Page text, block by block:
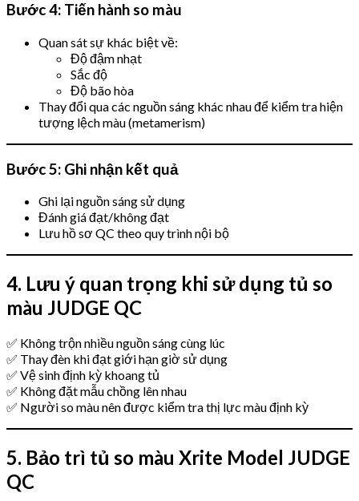
Bước 4: Tiến hành so màu
Quan sát sự khác biệt về:
Độ đậm nhạt
Sắc độ
Độ bão hòa
Thay đổi qua các nguồn sáng khác nhau để kiểm tra hiện
tượng lệch màu (metamerism)
Bước 5: Ghi nhận kết quả
Ghi lại nguồn sáng sử dụng
Đánh giá đạt/không đạt
Lưu hồ sơ QC theo quy trình nội bộ
4. Lưu ý quan trọng khi sử dụng tủ so
màu JUDGE QC
✅ Không trộn nhiều nguồn sáng cùng lúc
✅ Thay đèn khi đạt giới hạn giờ sử dụng
✅ Vệ sinh định kỳ khoang tủ
✅ Không đặt mẫu chồng lên nhau
✅ Người so màu nên được kiểm tra thị lực màu định kỳ
5. Bảo trì tủ so màu Xrite Model JUDGE
QC